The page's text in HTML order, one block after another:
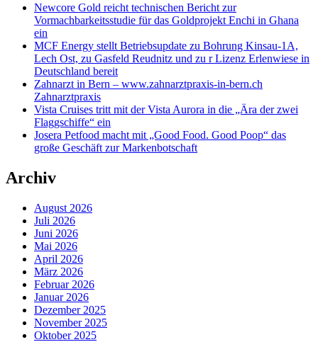
Newcore Gold reicht technischen Bericht zur
Vormachbarkeitsstudie für das Goldprojekt Enchi in Ghana
ein
MCF Energy stellt Betriebsupdate zu Bohrung Kinsau-1A,
Lech Ost, zu Gasfeld Reudnitz und zu r Lizenz Erlenwiese in
Deutschland bereit
Zahnarzt in Bern – www.zahnarztpraxis-in-bern.ch
Zahnarztpraxis
Vista Cruises tritt mit der Vista Aurora in die „Ära der zwei
Flaggschiffe“ ein
Josera Petfood macht mit „Good Food. Good Poop“ das
große Geschäft zur Markenbotschaft
Archiv
August 2026
Juli 2026
Juni 2026
Mai 2026
April 2026
März 2026
Februar 2026
Januar 2026
Dezember 2025
November 2025
Oktober 2025